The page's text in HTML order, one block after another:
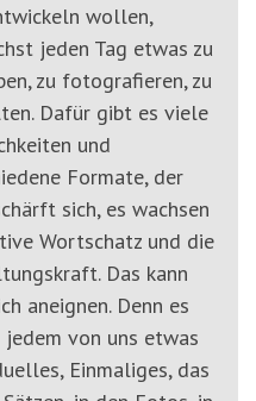
wollen,
jeden Tag etwas zu
zu fotografieren, zu
Dafür gibt es viele
und
Formate, der
sich, es wachsen
Wortschatz und die
Das kann
aneignen. Denn es
von uns etwas
Einmaliges, das